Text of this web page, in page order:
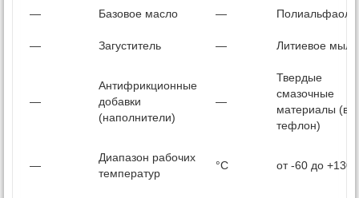
— Базовое масло —
— Загуститель — Литиевое мыло
—
Антифрикционные
добавки
(наполнители)
—
Твердые
смазочные
материалы (в
тефлон)
—
Диапазон рабочих
температур
°С от -60 до +130